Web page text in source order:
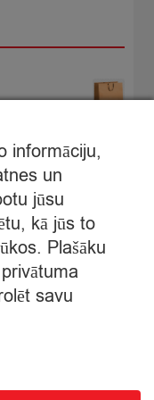
informāciju,
un
jūsu
kā jūs to
Plašāku
savu